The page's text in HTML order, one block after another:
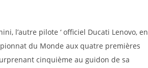
l’autre pilote ‘ officiel Ducati Lenovo, en
du Monde aux quatre premières
cinquième au guidon de sa